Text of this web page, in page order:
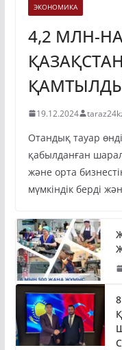
ЭКОНОМИКА
4,2 МЛН-
19.12.2024
Отандық тауар
қабылданған
және орта
мүмкіндік берді